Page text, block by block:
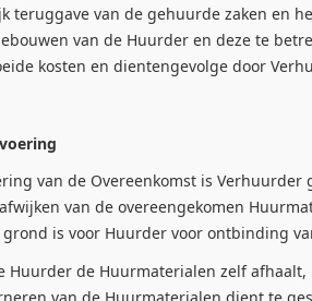
teruggave van de gehuurde zaken en
van de Huurder en deze te
kosten en dientengevolge door
van de Overeenkomst is Verhuurder
van de overeengekomen
is voor Huurder voor ontbinding
de Huurmaterialen zelf afhaalt,